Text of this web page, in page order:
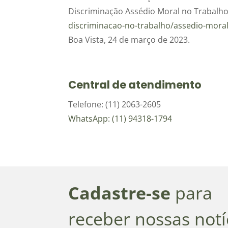
Discriminação Assédio Moral no
discriminacao-no-trabalho/assedio-
Boa Vista, 24 de março de 2023.
Central de atendimento
Telefone: (11) 2063-2605
WhatsApp: (11) 94318-1794
Cadastre-se para
receber nossas